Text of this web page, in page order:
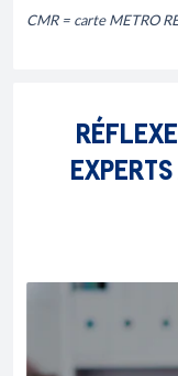
CMR = carte METRO